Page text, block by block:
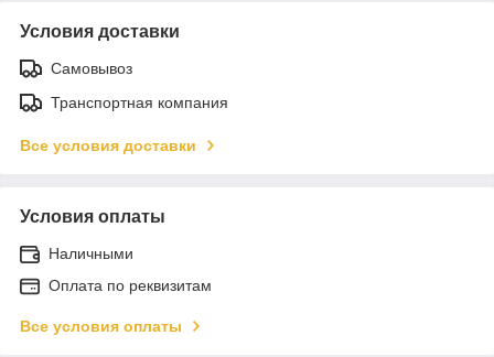
Условия доставки
Самовывоз
Транспортная компания
Все условия доставки
Условия оплаты
Наличными
Оплата по реквизитам
Все условия оплаты